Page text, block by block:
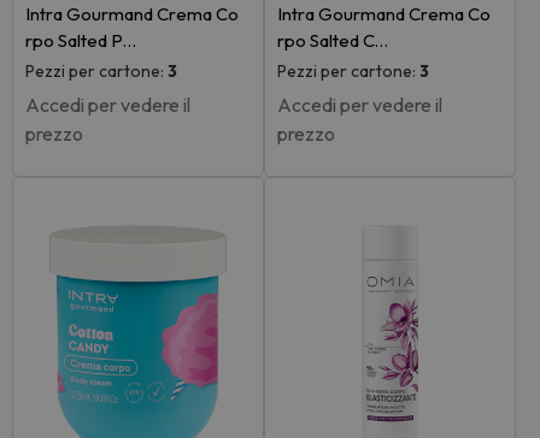
Intra Gourmand Crema Co
rpo Salted P…
Pezzi per cartone: 3
Accedi per vedere il
prezzo
Intra Gourmand Crema Co
rpo Salted C…
Pezzi per cartone: 3
Accedi per vedere il
prezzo